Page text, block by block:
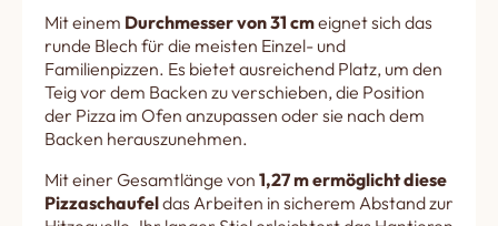
Mit einem Durchmesser von 31 cmeignet sich das
runde Blech für die meisten Einzel- und
Familienpizzen. Es bietet ausreichend Platz, um den
Teig vor dem Backen zu verschieben, die Position
der Pizza im Ofen anzupassen oder sie nach dem
Backen herauszunehmen.
Mit einer Gesamtlänge von 1,27 m ermöglicht diese
Pizzaschaufeldas Arbeiten in sicherem Abstand zur